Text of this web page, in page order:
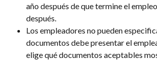
año después de que termine el
después.
Los empleadores no pueden
documentos debe presentar el
elige qué documentos aceptables